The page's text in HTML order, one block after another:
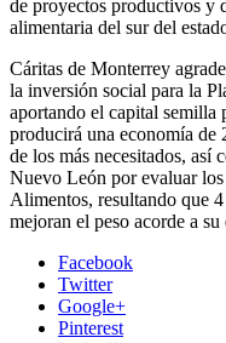
de proyectos productivos y
alimentaria del sur del
Cáritas de Monterrey
la inversión social para la
aportando el capital semilla
producirá una economía de
de los más necesitados, así
Nuevo León por evaluar
Alimentos, resultando que
mejoran el peso acorde a su
Facebook
Twitter
Google+
Pinterest